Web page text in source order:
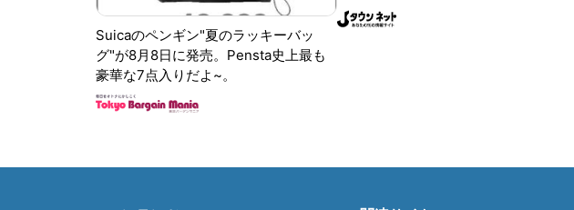
Suicaのペンギン"夏のラッキーバッ
グ"が8月8日に発売。Pensta史上最も
豪華な7点入りだよ~。